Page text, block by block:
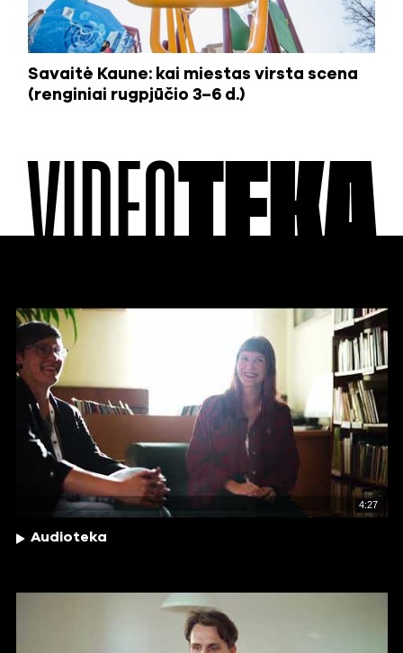
Savaitė Kaune: kai miestas virsta scena
(renginiai rugpjūčio 3–6 d.)
VIDEOTEKA
4:27
Audioteka